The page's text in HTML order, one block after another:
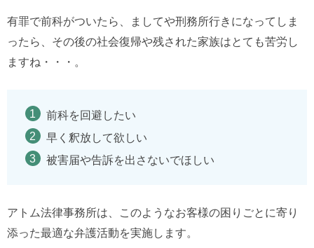
有罪で前科がついたら、ましてや刑務所行きになってしま
ったら、その後の社会復帰や残された家族はとても苦労し
ますね・・・。
前科を回避したい
早く釈放して欲しい
被害届や告訴を出さないでほしい
アトム法律事務所は、このようなお客様の困りごとに寄り
添った最適な弁護活動を実施します。